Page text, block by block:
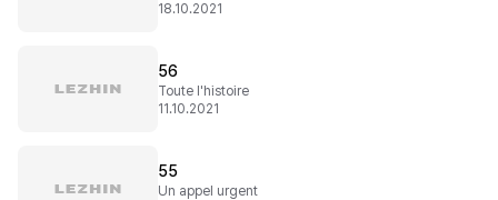
18.10.2021
56
Toute l'histoire
11.10.2021
55
Un appel urgent